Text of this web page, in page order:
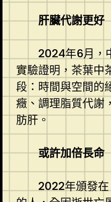
肝臟代謝更好
2024年6月，
實驗證明，茶葉中
段：時間與空間的
癥、調理脂質代謝
肪肝。
或許加倍長命
2022年頒發